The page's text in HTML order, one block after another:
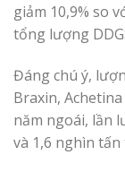
giảm 10,9% so
tổng lượng
Đáng chú ý,
Braxin,
năm ngoái, lần
và 1,6 nghìn